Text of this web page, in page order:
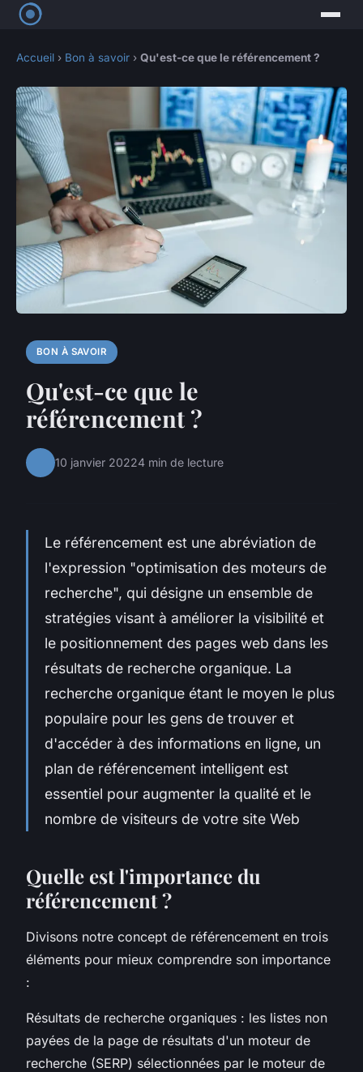
Accueil › Bon à savoir › Qu'est-ce que le référencement ?
BON À SAVOIR
Qu'est-ce que le
référencement ?
10 janvier 20224 min de lecture
Le référencement est une abréviation de
l'expression "optimisation des moteurs de
recherche", qui désigne un ensemble de
stratégies visant à améliorer la visibilité et
le positionnement des pages web dans les
résultats de recherche organique. La
recherche organique étant le moyen le plus
populaire pour les gens de trouver et
d'accéder à des informations en ligne, un
plan de référencement intelligent est
essentiel pour augmenter la qualité et le
nombre de visiteurs de votre site Web
Quelle est l'importance du
référencement ?
Divisons notre concept de référencement en trois
éléments pour mieux comprendre son importance
:
Résultats de recherche organiques : les listes non
payées de la page de résultats d'un moteur de
recherche (SERP) sélectionnées par le moteur de